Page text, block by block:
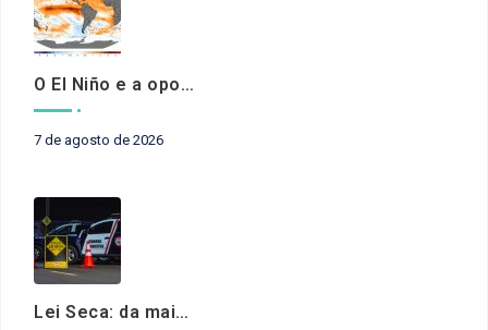
O El Niño e a oportunidade de fortalecer o controle externo das políticas climáticas
7 de agosto de 2026
Lei Seca: da maioridade à maturidade